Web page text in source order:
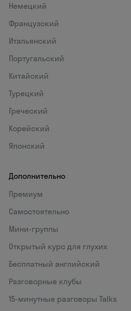
Немецкий
Французский
Итальянский
Португальский
Китайский
Турецкий
Греческий
Корейский
Японский
Дополнительно
Премиум
Самостоятельно
Мини-группы
Открытый курс для глухих
Бесплатный английский
Разговорные клубы
15‑минутные разговоры Talks